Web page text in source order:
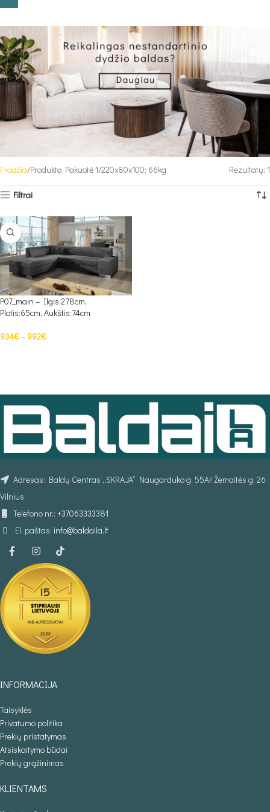
Pradžia Produkto Pakuotė 1 220x80x100; 66kg Rezultatų: 1
Filtrai
P07_main – Ilgis:278cm,
Plotis:65cm, Aukštis:74cm
934€– 992€
Adresas: Baldų Centras „SKRAJA“ Naugarduko g. 55A/ Žemaitės g. 26
Vilnius
Telefono nr.: +37063333381
El. paštas: info@baldaila.lt
INFORMACIJA
Taisyklės
Privatumo politika
Prekių pristatymas
Atsiskaitymo būdai
Prekių grąžinimas
KLIENTAMS